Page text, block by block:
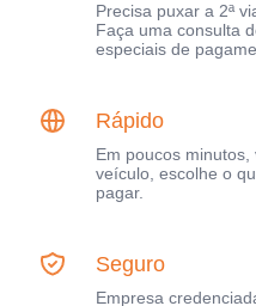
Precisa puxar a 2ª
Faça uma consulta
especiais de
Rápido
Em poucos
veículo, escolhe o
pagar.
Seguro
Empresa